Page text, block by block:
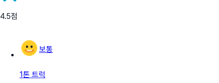
4.5점
보통
1톤 트럭